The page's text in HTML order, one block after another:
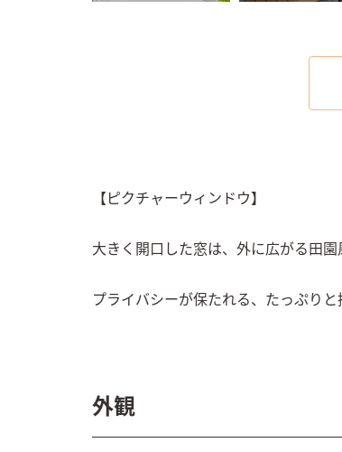
【ピクチャーウィンドウ】
大きく開口した窓は、外に広がる田
プライバシーが保たれる、たっぷり
外観